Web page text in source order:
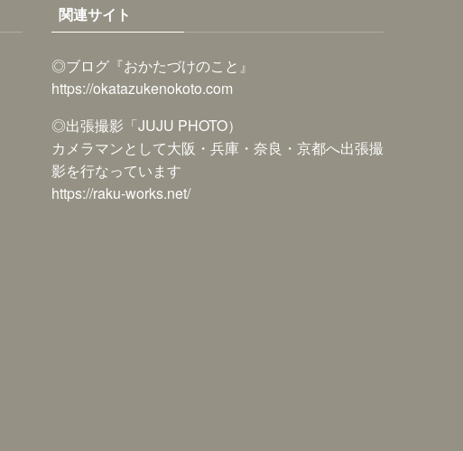
関連サイト
◎ブログ『おかたづけのこと』
https://okatazukenokoto.com
◎出張撮影「JUJU PHOTO）
カメラマンとして大阪・兵庫・奈良・京都へ出張撮
影を行なっています
https://raku-works.net/